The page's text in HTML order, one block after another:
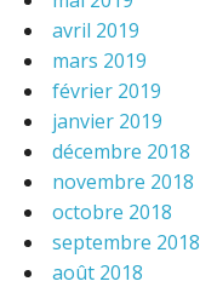
avril 2019
mars 2019
février 2019
janvier 2019
décembre 2018
novembre 2018
octobre 2018
septembre 2018
août 2018